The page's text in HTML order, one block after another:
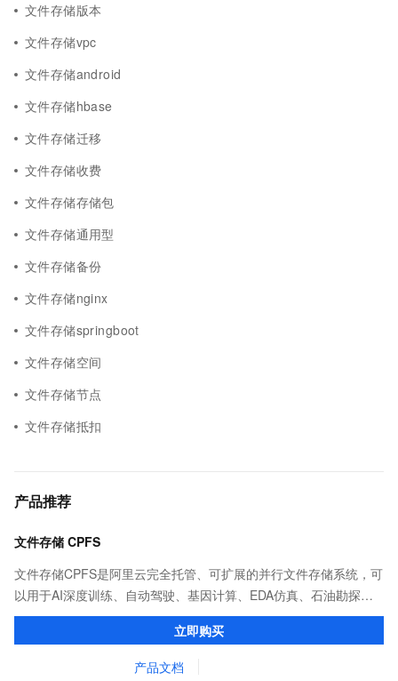
文件存储版本
文件存储vpc
文件存储android
文件存储hbase
文件存储迁移
文件存储收费
文件存储存储包
文件存储通用型
文件存储备份
文件存储nginx
文件存储springboot
文件存储空间
文件存储节点
文件存储抵扣
产品推荐
文件存储 CPFS
文件存储CPFS是阿里云完全托管、可扩展的并行文件存储系统，可
以用于AI深度训练、自动驾驶、基因计算、EDA仿真、石油勘探，
气象分析，机器学习，大数据分析以及影视渲染等业务场景中。
立即购买
产品文档